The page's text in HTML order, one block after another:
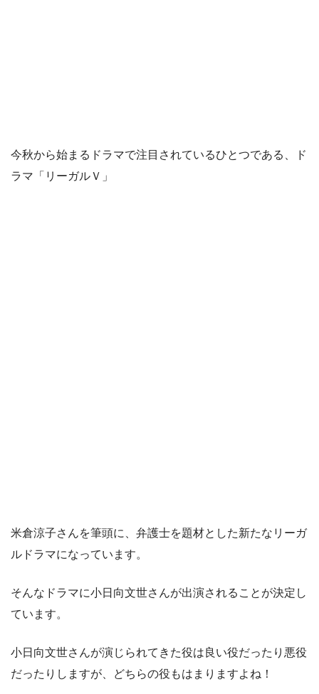
今秋から始まるドラマで注目されているひとつである、ド
ラマ「リーガルＶ」
米倉涼子さんを筆頭に、弁護士を題材とした新たなリーガ
ルドラマになっています。
そんなドラマに小日向文世さんが出演されることが決定し
ています。
小日向文世さんが演じられてきた役は良い役だったり悪役
だったりしますが、どちらの役もはまりますよね！